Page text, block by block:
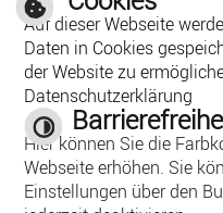
Montag:
08:30 Uhr -
Dienstag:
08:30 Uhr -
Mittwoch:
08:30 Uhr -
Donnerstag:08:30 Uhr -
Freitag:
08:30 Uhr -
Auf dieser Webseite
Daten in Cookies
der Website zu
Datenschutzerklärung
Hier können Sie die
Webseite erhöhen. Sie
Einstellungen über den